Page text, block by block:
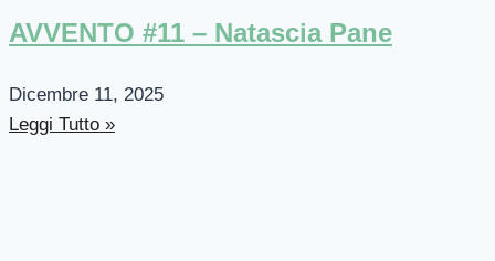
AVVENTO #11 – Natascia Pane
Dicembre 11, 2025
Leggi Tutto »